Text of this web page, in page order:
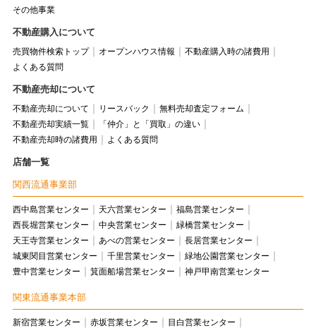
その他事業
不動産購入について
売買物件検索トップ オープンハウス情報
不動産購入時の諸費用
よくある質問
不動産売却について
不動産売却について リースバック
無料売却査定フォーム
不動産売却実績一覧
「仲介」と「買取」の違い
不動産売却時の諸費用
よくある質問
店舗一覧
関西流通事業部
西中島営業センター 天六営業センター
福島営業センター
西長堀営業センター
中央営業センター
緑橋営業センター
天王寺営業センター
あべの営業センター
長居営業センター
城東関目営業センター
千里営業センター
緑地公園営業センター
豊中営業センター
箕面船場営業センター 神戸甲南営業センター
関東流通事業本部
新宿営業センター 赤坂営業センター
目白営業センター